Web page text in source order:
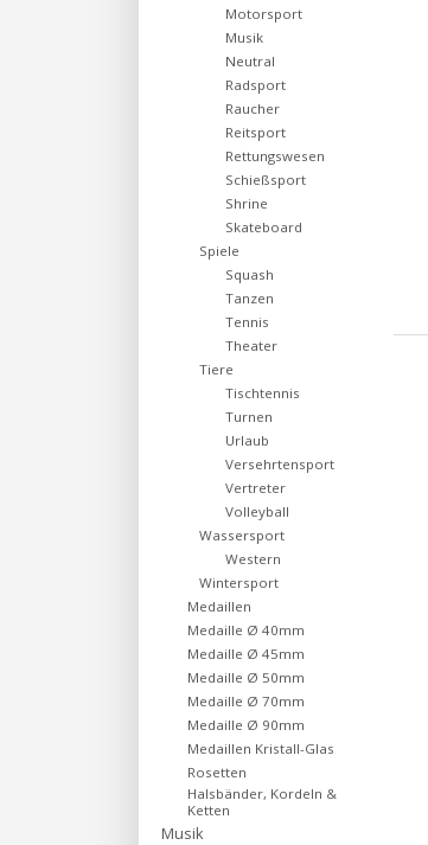
Motorsport
Musik
Neutral
Radsport
Raucher
Reitsport
Rettungswesen
Schießsport
Shrine
Skateboard
Spiele
Squash
Tanzen
Tennis
Theater
Tiere
Tischtennis
Turnen
Urlaub
Versehrtensport
Vertreter
Volleyball
Wassersport
Western
Wintersport
Medaillen
Medaille Ø 40mm
Medaille Ø 45mm
Medaille Ø 50mm
Medaille Ø 70mm
Medaille Ø 90mm
Medaillen Kristall-Glas
Rosetten
Halsbänder, Kordeln &
Ketten
Musik